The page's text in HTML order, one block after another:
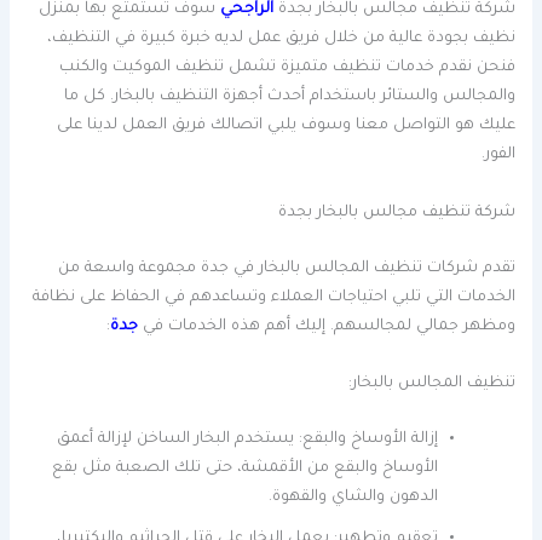
شركة تنظيف مجالس بالبخار بجدةالراجحي سوف تستمتع بها بمنزل
نظيف بجودة عالية من خلال فريق عمل لديه خبرة كبيرة في التنظيف،
فنحن نقدم خدمات تنظيف متميزة تشمل تنظيف الموكيت والكنب
والمجالس والستائر باستخدام أحدث أجهزة التنظيف بالبخار. كل ما
عليك هو التواصل معنا وسوف يلبي اتصالك فريق العمل لدينا على
الفور.
شركة تنظيف مجالس بالبخار بجدة
تقدم شركات تنظيف المجالس بالبخار في جدة مجموعة واسعة من
الخدمات التي تلبي احتياجات العملاء وتساعدهم في الحفاظ على نظافة
ومظهر جمالي لمجالسهم. إليك أهم هذه الخدمات فيجدة:
تنظيف المجالس بالبخار:
إزالة الأوساخ والبقع: يستخدم البخار الساخن لإزالة أعمق
الأوساخ والبقع من الأقمشة، حتى تلك الصعبة مثل بقع
الدهون والشاي والقهوة.